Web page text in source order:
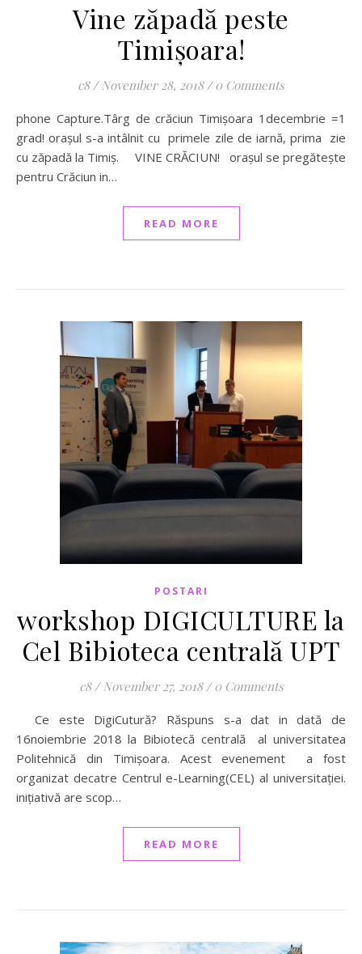
Vine zăpadă peste
Timișoara!
c8 / November 28, 2018 / 0 Comments
phone Capture.Târg de crăciun Timișoara 1decembrie =1
grad! orașul s-a intâlnit cu primele zile de iarnă, prima zie
cu zăpadă la Timiș. VINE CRĂCIUN! orașul se pregătește
pentru Crăciun in…
READ MORE
POSTARI
workshop DIGICULTURE la
Cel Bibioteca centrală UPT
c8 / November 27, 2018 / 0 Comments
Ce este DigiCutură? Răspuns s-a dat in dată de
16noiembrie 2018 la Bibiotecă centrală al universitatea
Politehnică din Timișoara. Acest evenement a fost
organizat decatre Centrul e-Learning(CEL) al universitației.
inițiativă are scop…
READ MORE